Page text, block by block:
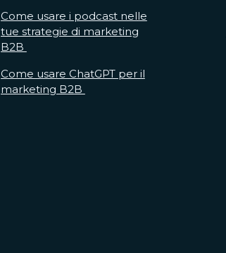
Come usare i podcast nelle
tue strategie di marketing
B2B
Come usare ChatGPT per il
marketing B2B